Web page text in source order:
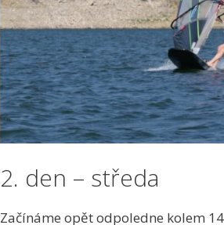
2. den – středa
Začínáme opět odpoledne kolem